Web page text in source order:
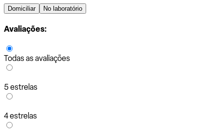
Domiciliar No laboratório
Avaliações:
Todas as avaliações
5 estrelas
4 estrelas